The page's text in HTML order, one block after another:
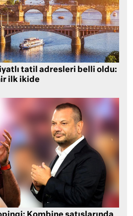
tatil adresleri belli oldu:
ilk ikide